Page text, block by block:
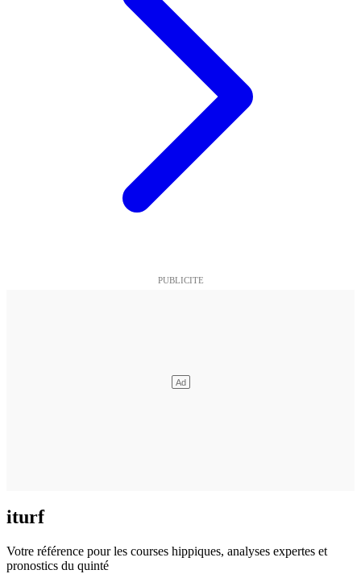
iturf
Votre référence pour les courses hippiques, analyses expertes et
pronostics du quinté